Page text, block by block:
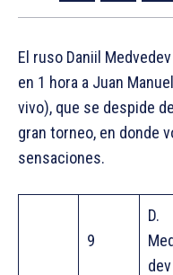
El ruso Daniil
en 1 hora a Juan
vivo), que se despide
gran torneo, en donde
sensaciones.
9
D.
dev